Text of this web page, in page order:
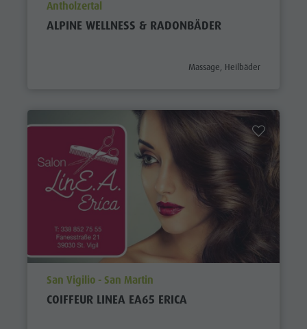
aria.poi_location_prefix
Antholzertal
ALPINE WELLNESS & RADONBÄDER
aria.poi_category_prefix
Massage, Heilbäder
aria.poi_location_prefix
San Vigilio - San Martin
COIFFEUR LINEA EA65 ERICA